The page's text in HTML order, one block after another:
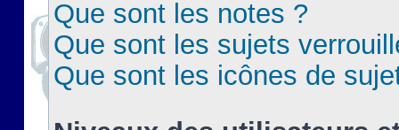
Que sont les notes ?
Que sont les sujets
Que sont les icônes de